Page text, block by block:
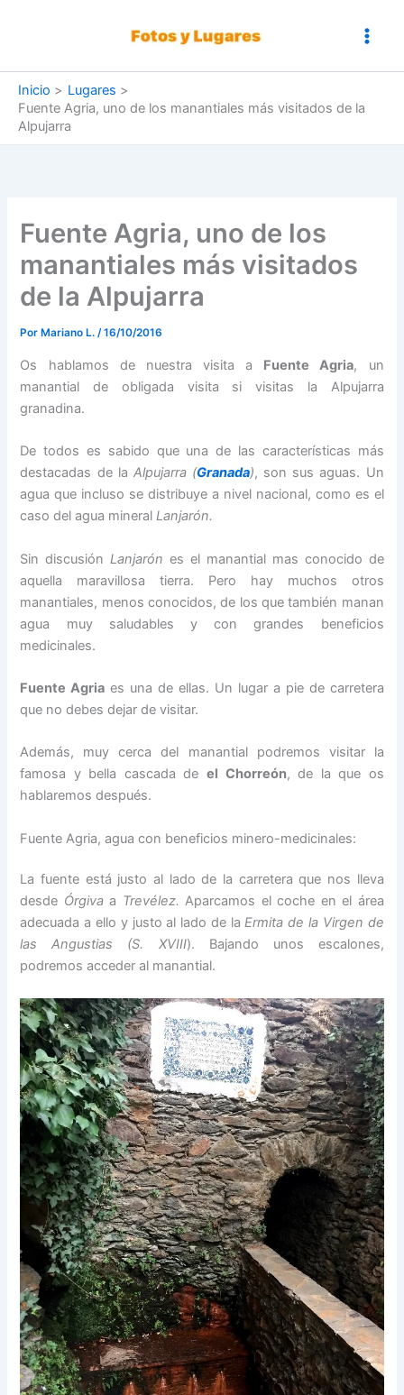
Inicio
Lugares
Fuente Agria, uno de los manantiales más visitados de la
Alpujarra
Fuente Agria, uno de los
manantiales más visitados
de la Alpujarra
Por Mariano L./16/10/2016
Os hablamos de nuestra visita a Fuente Agria, un
manantial de obligada visita si visitas la Alpujarra
granadina.
De todos es sabido que una de las características más
destacadas de la Alpujarra (Granada), son sus aguas. Un
agua que incluso se distribuye a nivel nacional, como es el
caso del agua mineralLanjarón.
Sin discusión Lanjarón es el manantial mas conocido de
aquella maravillosa tierra. Pero hay muchos otros
manantiales, menos conocidos, de los que también manan
agua muy saludables y con grandes beneficios
medicinales.
Fuente Agria es una de ellas. Un lugar a pie de carretera
que no debes dejar de visitar.
Además, muy cerca del manantial podremos visitar la
famosa y bella cascada de el Chorreón, de la que os
hablaremos después.
Fuente Agria, agua con beneficios minero-medicinales:
La fuente está justo al lado de la carretera que nos lleva
desde Órgivaa Trevélez. Aparcamos el coche en el área
adecuada a ello y justo al lado de laErmita de la Virgen de
las Angustias
(S. XVIII). Bajando unos escalones,
podremos acceder al manantial.